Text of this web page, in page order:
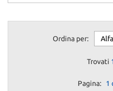
Ordina per:
Trovati
Pagina: 1